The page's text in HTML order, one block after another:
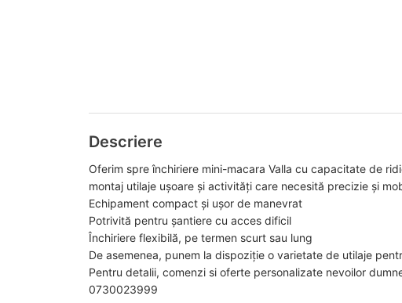
Descriere
Oferim spre închiriere mini-macara Valla cu capacitate de
montaj utilaje ușoare și activități care necesită precizie și
Echipament compact și ușor de manevrat
Potrivită pentru șantiere cu acces dificil
Închiriere flexibilă, pe termen scurt sau lung
De asemenea, punem la dispoziție o varietate de utilaje
Pentru detalii, comenzi si oferte personalizate nevoilor
0730023999